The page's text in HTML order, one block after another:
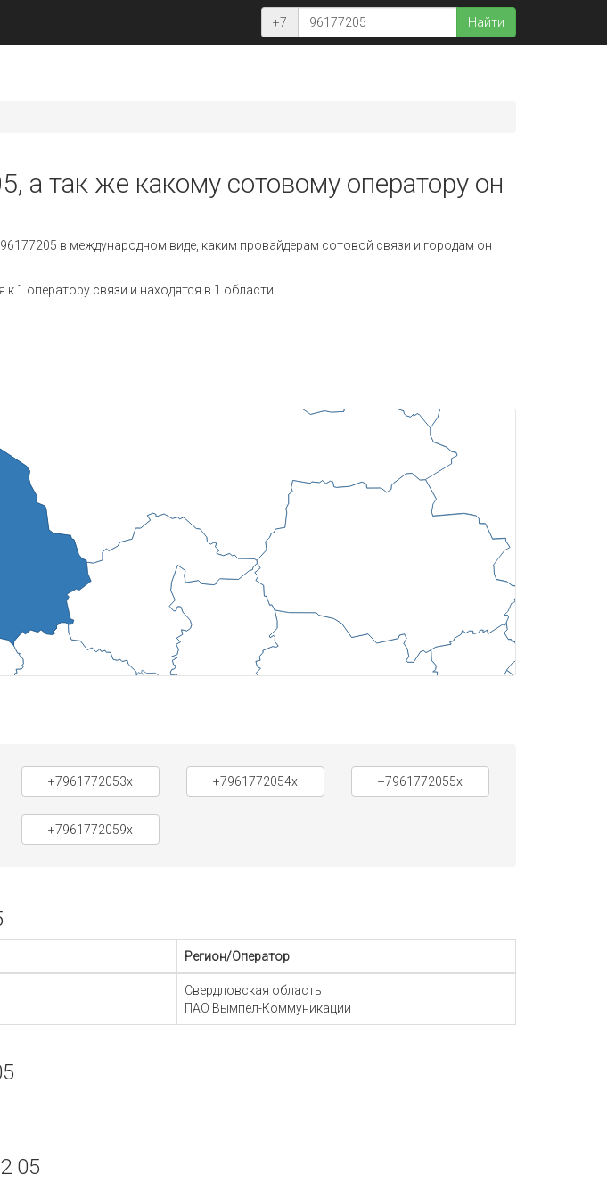
+7 Найти
а так же какому сотовому оператору он
в международном виде, каким провайдерам сотовой связи и городам он
оператору связи и находятся в 1 области.
+7961772053x +7961772054x +7961772055x
+7961772059x
Регион/Оператор
Свердловская область
ПАО Вымпел-Коммуникации
05